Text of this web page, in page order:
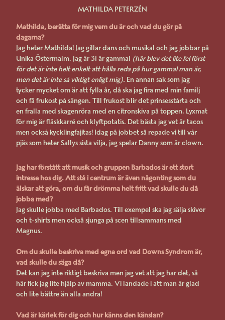
MATHILDA PETERZÉN
Mathilda, berätta för mig vem du är och vad du gör på
dagarna?
Jag heter Mathilda! Jag gillar dans och musikal och jag jobbar på
Unika Östermalm. Jag är 31 år gammal (här blev det lite fel först
för det är inte helt enkelt att hålla reda på hur gammal man är,
men det är inte så viktigt enligt mig). En annan sak som jag
tycker mycket om är att fylla år, då ska jag fira med min familj
och få frukost på sängen. Till frukost blir det prinsesstårta och
en fralla med skagenröra med en citronskiva på toppen. Lyxmat
för mig är fläskkarré och klyftpotatis. Det bästa jag vet är tacos
men också kycklingfajitas! Idag på jobbet så repade vi till vår
pjäs som heter Sallys sista vilja, jag spelar Danny som är clown.
Jag har förstått att musik och gruppen Barbados är ett stort
intresse hos dig. Att stå i centrum är även någonting som du
älskar att göra, om du får drömma helt fritt vad skulle du då
jobba med?
Jag skulle jobba med Barbados. Till exempel ska jag sälja skivor
och t-shirts men också sjunga på scen tillsammans med
Magnus.
Om du skulle beskriva med egna ord vad Downs Syndrom är,
vad skulle du säga då?
Det kan jag inte riktigt beskriva men jag vet att jag har det, så
här fick jag lite hjälp av mamma. Vi landade i att man är glad
och lite bättre än alla andra!
Vad är kärlek för dig och hur känns den känslan?